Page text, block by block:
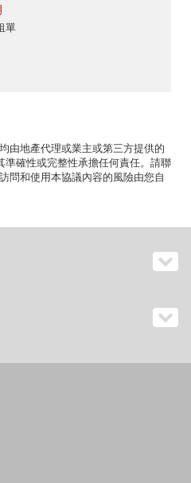
單
由地產代理或業主或第三方提供的
準確性或完整性承擔任何責任。請聯
問和使用本協議內容的風險由您自